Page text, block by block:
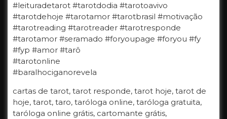
#leituradetarot #tarotdodia #tarotoavivo
#tarotdehoje #tarotamor #tarotbrasil #motivação
#tarotreading #tarotreader #tarotresponde
#tarotamor #seramado #foryoupage #foryou #fy
#fyp #amor #tarô
#tarotonline
#baralhociganorevela
cartas de tarot, tarot responde, tarot hoje, tarot de
hoje, tarot, taro, taróloga online, taróloga gratuita,
taróloga online grátis, cartomante grátis,